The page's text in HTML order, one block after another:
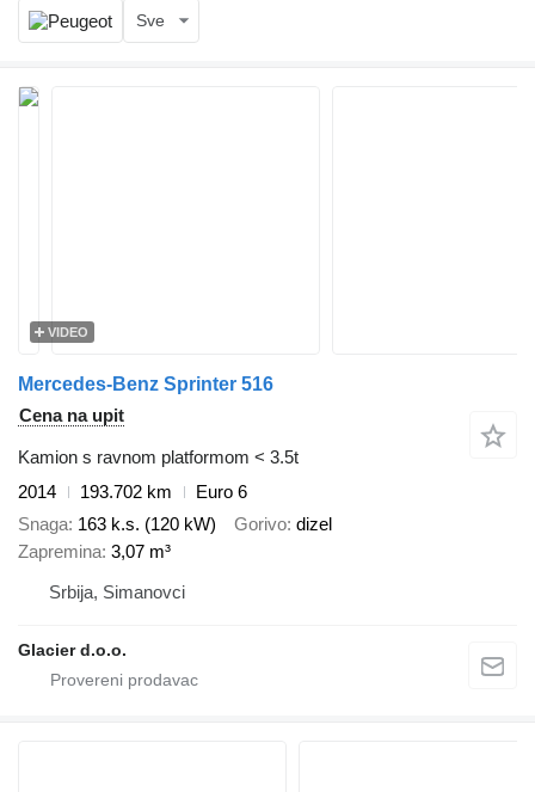
Sve
VIDEO
Mercedes-Benz Sprinter 516
Cena na upit
Kamion s ravnom platformom < 3.5t
2014
193.702 km
Euro 6
Snaga 163 k.s. (120 kW) Gorivo dizel
Zapremina 3,07 m³
Srbija, Simanovci
Glacier d.o.o.